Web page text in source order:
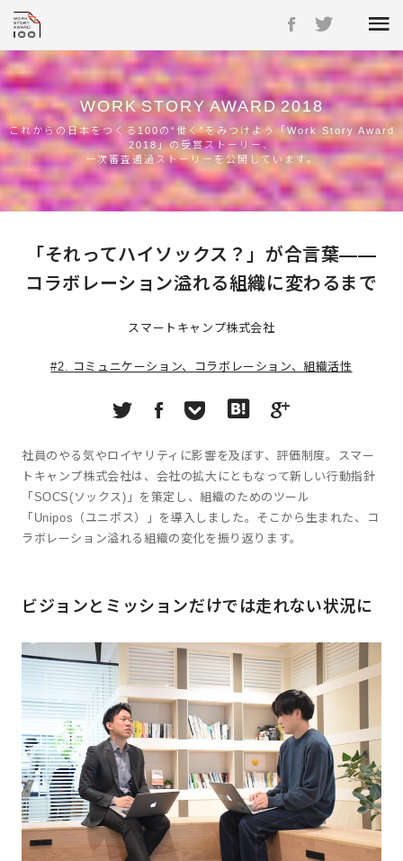
WORK STORY AWARD 2018
これからの日本をつくる100の“働く”をみつけよう「Work Story Award
2018」の受賞ストーリー、
一次審査通過ストーリーを公開しています。
「それってハイソックス？」が合言葉――
コラボレーション溢れる組織に変わるまで
スマートキャンプ株式会社
#2. コミュニケーション、コラボレーション、組織活性
社員のやる気やロイヤリティに影響を及ぼす、評価制度。スマー
トキャンプ株式会社は、会社の拡大にともなって新しい行動指針
「SOCS(ソックス)」を策定し、組織のためのツール
「Unipos（ユニポス）」を導入しました。そこから生まれた、コ
ラボレーション溢れる組織の変化を振り返ります。
ビジョンとミッションだけでは走れない状況に